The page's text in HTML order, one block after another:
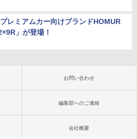
レミアムカー向けブランドHOMUR
」が登場！
お問い合わせ
編集部へのご連絡
会社概要